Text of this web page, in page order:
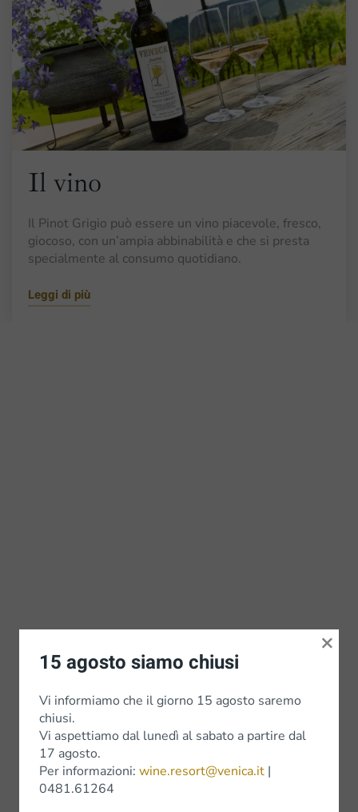
Il vino
Il Pinot Grigio può essere un vino piacevole, fresco,
giocoso, con un’ampia abbinabilità e che si presta
specialmente al consumo quotidiano.
Leggi di più
15 agosto siamo chiusi
Vi informiamo che il giorno 15 agosto saremo
chiusi.
Vi aspettiamo dal lunedì al sabato a partire dal
17 agosto.
Per informazioni: wine.resort@venica.it |
0481.61264
×